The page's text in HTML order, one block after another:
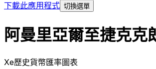
下載此應用程式 切換選單
阿曼里亞爾至捷克克
Xe歷史貨幣匯率圖表